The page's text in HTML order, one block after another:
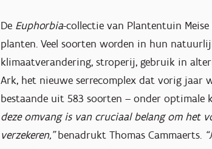
De Euphorbia-collectie van Plantentuin
planten. Veel soorten worden in hun
klimaatverandering, stroperij, gebruik in
Ark, het nieuwe serrecomplex dat vorig jaar
bestaande uit 583 soorten – onder optimale
deze omvang is van cruciaal belang om het
verzekeren,”benadrukt Thomas Cammaerts.